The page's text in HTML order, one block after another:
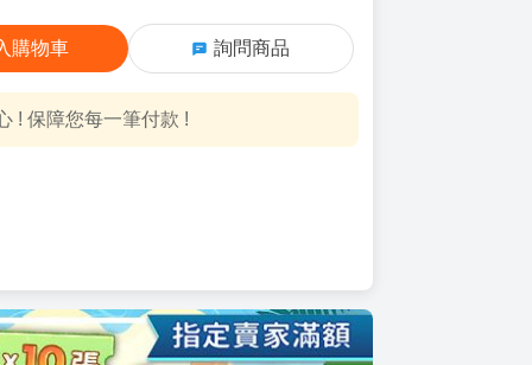
購物車 詢問商品
! 保障您每一筆付款 !